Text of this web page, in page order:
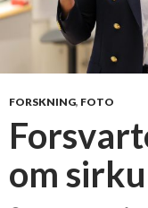
r
i
å
æ
e
FORSKNING, FOTO
om